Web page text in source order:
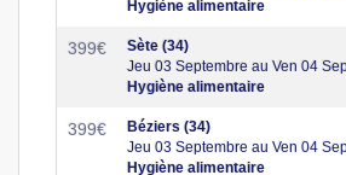
Hygiène alimentaire
399€
Sète (34)
Jeu 03 Septembre au Ven 04
Hygiène alimentaire
399€
Béziers (34)
Jeu 03 Septembre au Ven 04
Hygiène alimentaire